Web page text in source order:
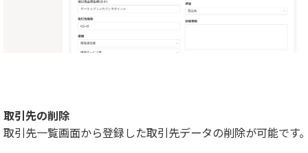
取引先の削除
取引先一覧画面から登録した取引先データの削除が可能です